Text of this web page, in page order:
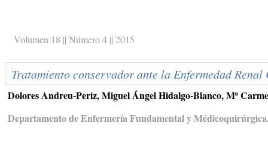
Volumen 18 || Número 4 || 2015
Tratamiento conservador ante la Enfermedad Renal
Dolores Andreu-Periz, Miguel Ángel Hidalgo-Blanco, Mª
Departamento de Enfermería Fundamental y